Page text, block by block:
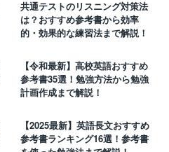
共通テストのリスニング対策法
は？おすすめ参考書から効率
的・効果的な練習法まで解説！
【令和最新】高校英語おすすめ
参考書35選！勉強方法から勉強
計画作成まで解説！
【2025最新】英語長文おすすめ
参考書ランキング16選！参考書